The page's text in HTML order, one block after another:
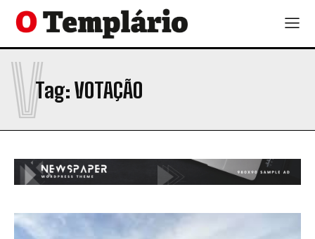
Tag:VOTAÇÃO
V